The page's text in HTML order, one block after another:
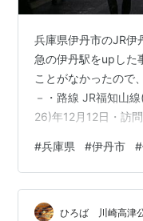
兵庫県伊丹市のJR伊
急の伊丹駅をupした
ことがなかったので
－・路線 JR福知山
26)年12月12日・訪
隣の都市駅 (尼崎方
田駅⇒2駅 ・鉄道で
阪駅から：16分
ホーム ★★★☆☆
#兵庫県 #伊丹市 #
ひろば 川崎高津